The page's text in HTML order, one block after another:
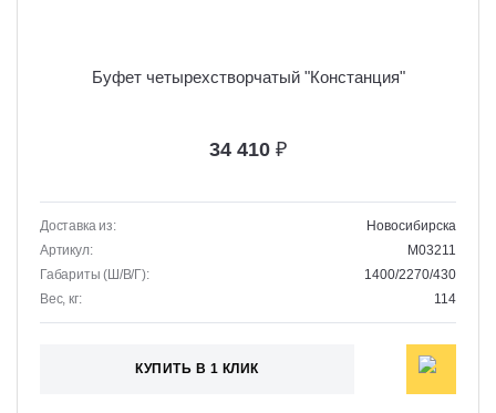
Буфет четырехстворчатый "Констанция"
34 410 ₽
Доставка из:
Новосибирска
Артикул:
M03211
Габариты (Ш/В/Г):
1400/2270/430
Вес, кг:
114
КУПИТЬ В 1 КЛИК